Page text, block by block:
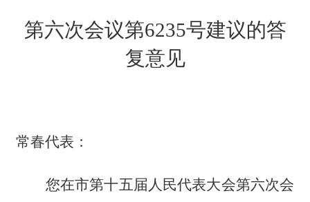
第六次会议第6235号建议的答
复意见
常春代表：
您在市第十五届人民代表大会第六次会